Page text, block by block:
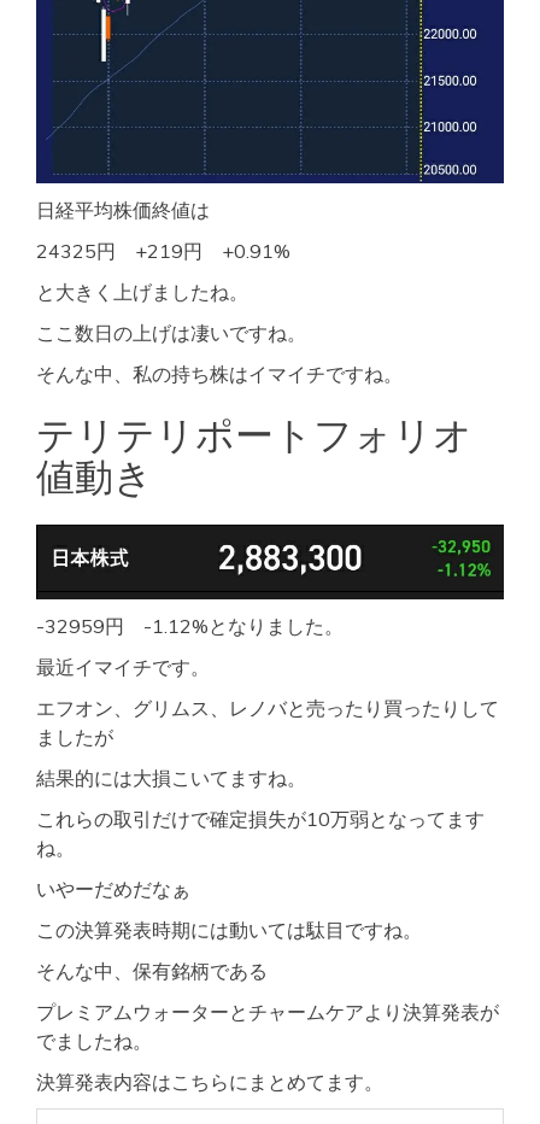
日経平均株価終値は
24325円 +219円 +0.91%
と大きく上げましたね。
ここ数日の上げは凄いですね。
そんな中、私の持ち株はイマイチですね。
テリテリポートフォリオ
値動き
-32959円 -1.12%となりました。
最近イマイチです。
エフオン、グリムス、レノバと売ったり買ったりして
ましたが
結果的には大損こいてますね。
これらの取引だけで確定損失が10万弱となってます
ね。
いやーだめだなぁ
この決算発表時期には動いては駄目ですね。
そんな中、保有銘柄である
プレミアムウォーターとチャームケアより決算発表が
でましたね。
決算発表内容はこちらにまとめてます。